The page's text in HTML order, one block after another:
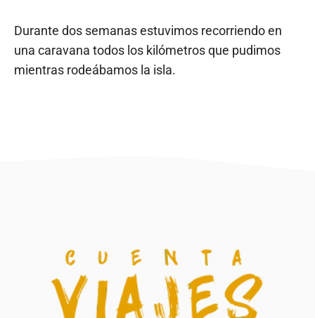
Durante dos semanas estuvimos recorriendo en
una caravana todos los kilómetros que pudimos
mientras rodeábamos la isla.